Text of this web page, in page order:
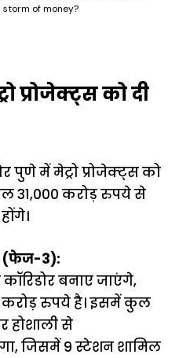
of money?
प्रोजेक्ट्स को दी
में मेट्रो प्रोजेक्ट्स को
31,000 करोड़ रुपये से
(फेज-3):
बनाए जाएंगे,
करोड़ रुपये है। इसमें कुल
होशाली से
जिसमें 9 स्टेशन शामिल